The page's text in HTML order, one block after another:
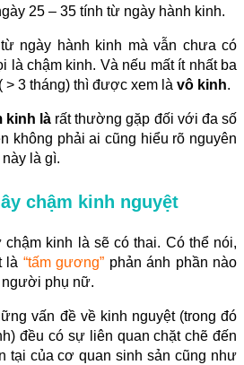
25 – 35 tính từ ngày hành kinh.
ngày hành kinh mà vẫn chưa có
là chậm kinh. Và nếu mất ít nhất ba
> 3 tháng) thì được xem là vô kinh.
kinh làrất thường gặp đối với đa số
không phải ai cũng hiểu rõ nguyên
là gì.
chậm kinh nguyệt
kinh là sẽ có thai. Có thể nói,
là “tấm gương” phản ánh phần nào
người phụ nữ.
vấn đề về kinh nguyệt (trong đó
đều có sự liên quan chặt chẽ đến
tại của cơ quan sinh sản cũng như